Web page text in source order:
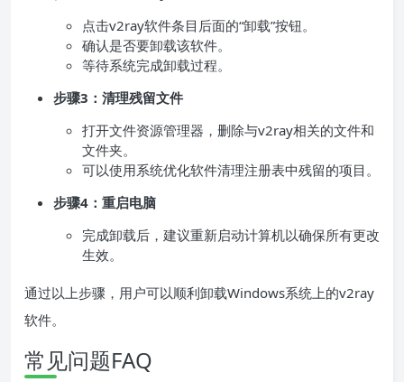
点击v2ray软件条目后面的“卸载”按钮。
确认是否要卸载该软件。
等待系统完成卸载过程。
步骤3：清理残留文件
打开文件资源管理器，删除与v2ray相关的文件和
文件夹。
可以使用系统优化软件清理注册表中残留的项目。
步骤4：重启电脑
完成卸载后，建议重新启动计算机以确保所有更改
生效。
通过以上步骤，用户可以顺利卸载Windows系统上的v2ray
软件。
常见问题FAQ